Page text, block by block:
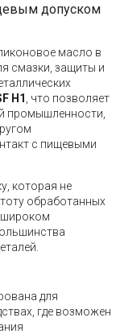
допуском
масло в
смазки, защиты и
H1 , что позволяет
промышленности,
с пищевыми
которая не
обработанных
широком
для
где возможен